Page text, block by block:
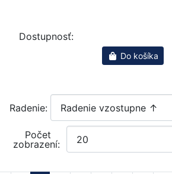
Dostupnosť:
Do košíka
Radenie:
Počet
zobrazení: